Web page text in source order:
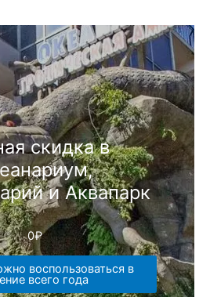
скидка в
и Аквапарк
0₽
воспользоваться в
всего года